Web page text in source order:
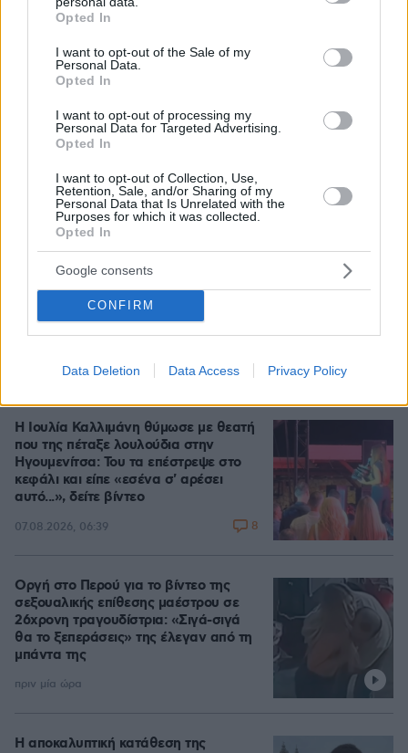
grant or deny consent to Google and its third-party tags to
use your data for below specified purposes in below Google
consent section.
Opted In
I want to opt-out of the Sale of my
Personal Data.
Opted In
I want to opt-out of processing my
Personal Data for Targeted Advertising.
Opted In
I want to opt-out of Collection, Use,
Retention, Sale, and/or Sharing of my
Personal Data that Is Unrelated with the
Purposes for which it was collected.
Opted In
Google consents
CONFIRM
Data Deletion Data Access Privacy Policy
Προφυλακίστηκαν ο δήμαρχος Στυλίδας και δύο
Βοιωτία
07.08.2026, 07:00
Η Ιουλία Καλλιμάνη θύμωσε με θεατή
που της πέταξε λουλούδια στην
Ηγουμενίτσα: Του τα επέστρεψε στο
κεφάλι και είπε «εσένα σ' αρέσει
αυτό...», δείτε βίντεο
07.08.2026, 06:39 8
Οργή στο Περού για το βίντεο της
σεξουαλικής επίθεσης μαέστρου σε
26χρονη τραγουδίστρια: «Σιγά-σιγά
θα το ξεπεράσεις» της έλεγαν από τη
μπάντα της
πριν μία ώρα
Η αποκαλυπτική κατάθεση της